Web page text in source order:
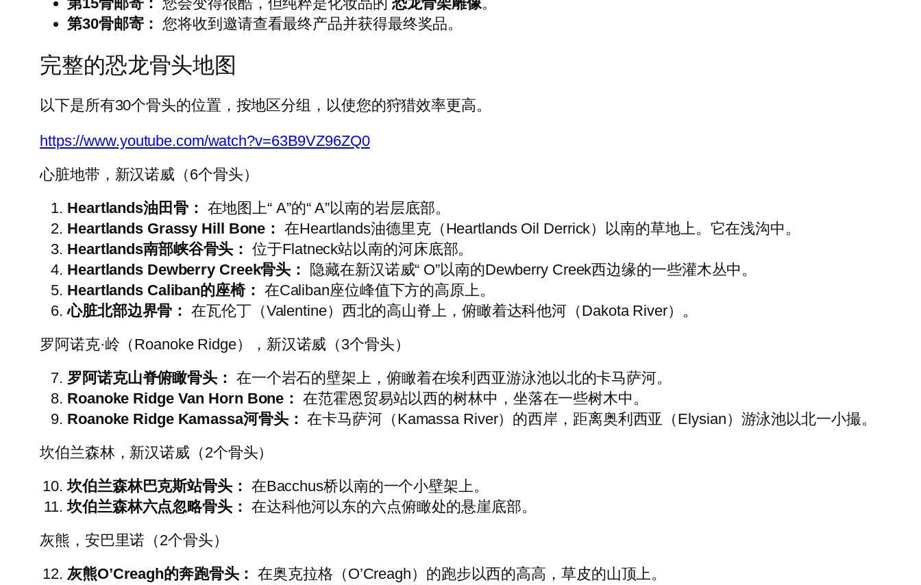
第30骨邮寄： 您将收到邀请查看最终产品并获得最终奖品。
完整的恐龙骨头地图
以下是所有30个骨头的位置，按地区分组，以使您的狩猎效率更高。
https://www.youtube.com/watch?v=63B9VZ96ZQ0
心脏地带，新汉诺威（6个骨头）
Heartlands油田骨： 在地图上“ A”的“ A”以南的岩层底部。
Heartlands Grassy Hill Bone： 在Heartlands油德里克（Heartlands Oil Derrick）以南的草地上。它在浅沟中。
Heartlands南部峡谷骨头： 位于Flatneck站以南的河床底部。
Heartlands Dewberry Creek骨头：
隐藏在新汉诺威“ O”以南的Dewberry Creek西边缘的一些灌木丛中。
Heartlands Caliban的座椅： 在Caliban座位峰值下方的高原上。
心脏北部边界骨： 在瓦伦丁（Valentine）西北的高山脊上，俯瞰着达科他河（Dakota River）。
罗阿诺克·岭（Roanoke Ridge），新汉诺威（3个骨头）
罗阿诺克山脊俯瞰骨头： 在一个岩石的壁架上，俯瞰着在埃利西亚游泳池以北的卡马萨河。
Roanoke Ridge Van Horn Bone： 在范霍恩贸易站以西的树林中，坐落在一些树木中。
Roanoke Ridge Kamassa河骨头： 在卡马萨河（Kamassa River）的西岸，距离奥利西亚（Elysian）游泳池以北一小撮。
坎伯兰森林，新汉诺威（2个骨头）
坎伯兰森林巴克斯站骨头： 在Bacchus桥以南的一个小壁架上。
坎伯兰森林六点忽略骨头： 在达科他河以东的六点俯瞰处的悬崖底部。
灰熊，安巴里诺（2个骨头）
灰熊O’Creagh的奔跑骨头： 在奥克拉格（O’Creagh）的跑步以西的高高，草皮的山顶上。